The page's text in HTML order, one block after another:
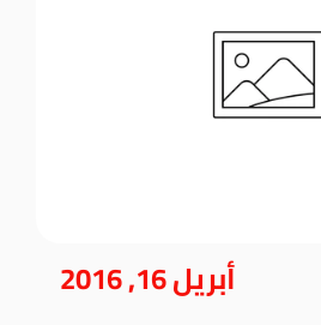
أبريل 16, 2016